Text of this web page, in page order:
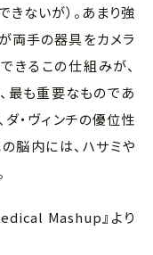
ないが）。あまり強
両手の器具をカメラ
きるこの仕組みが、
最も重要なものであ
・ヴィンチの優位性
脳内には、ハサミや
Mashup』より